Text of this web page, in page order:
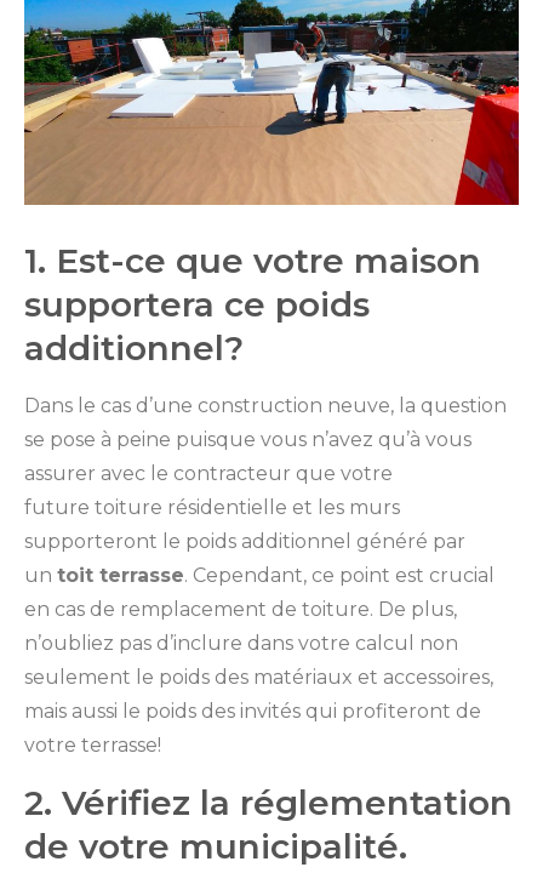
1. Est-ce que votre maison
supportera ce poids
additionnel?
Dans le cas d’une construction neuve, la question
se pose à peine puisque vous n’avez qu’à vous
assurer avec le contracteur que votre
future toiture résidentielle et les murs
supporteront le poids additionnel généré par
un toit terrasse. Cependant, ce point est crucial
en cas de remplacement de toiture. De plus,
n’oubliez pas d’inclure dans votre calcul non
seulement le poids des matériaux et accessoires,
mais aussi le poids des invités qui profiteront de
votre terrasse!
2. Vérifiez la réglementation
de votre municipalité.